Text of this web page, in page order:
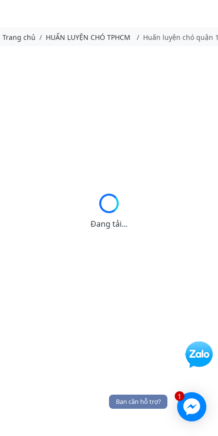
Trang chủ HUẤN LUYỆN CHÓ TPHCM Huấn luyện chó quận
Đang tải...
1
Bạn cần hỗ trợ?